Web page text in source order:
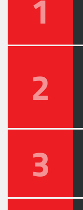
2
3